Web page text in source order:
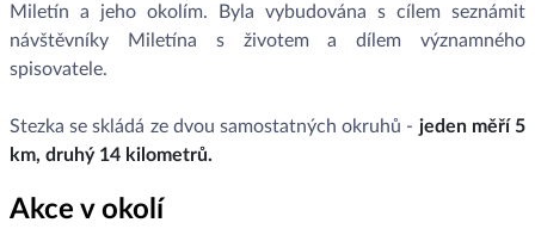
Miletín a jeho okolím. Byla vybudována s cílem seznámit
návštěvníky Miletína s životem a dílem významného
spisovatele.
Stezka se skládá ze dvou samostatných okruhů - jeden měří 5
km, druhý 14 kilometrů.
Akce v okolí